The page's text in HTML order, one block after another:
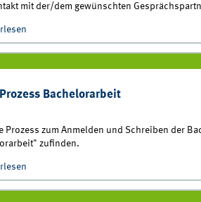
mit der/dem gewünschten
Bachelorarbeit
Prozess zum Anmelden und Schreiben der
zufinden.